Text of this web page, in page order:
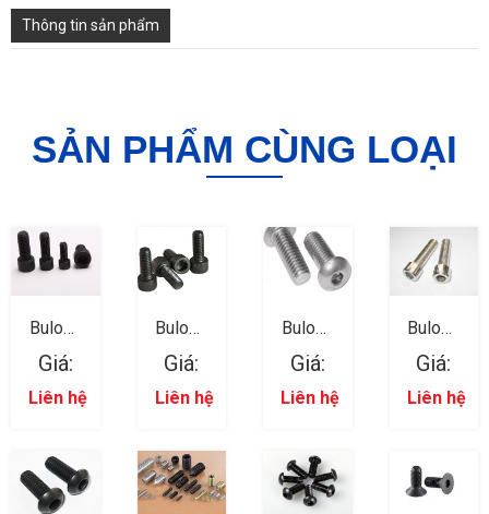
Thông tin sản phẩm
SẢN PHẨM CÙNG LOẠI
Bulong
Trong 11
Giá:
Liên hệ
Bulong
Trong 10
Giá:
Liên hệ
Bulong
Trong 09
Giá:
Liên hệ
Bulong
Trong 08
Giá:
Liên hệ